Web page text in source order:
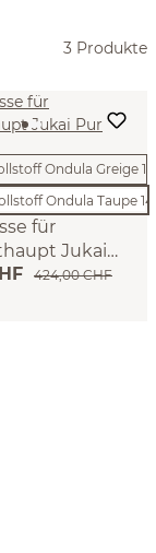
3 Produkte
für
Jukai
Ondula
424,00 CHF